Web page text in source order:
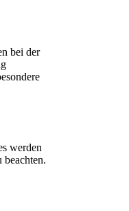
bei der
werden